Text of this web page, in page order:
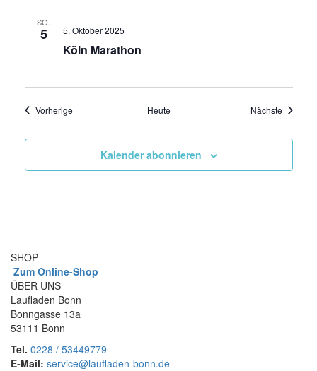
SO.
5 5. Oktober 2025
Köln Marathon
VorherigeVeranstaltungen Heute Nächste
Kalender abonnieren
SHOP
Zum Online-Shop
ÜBER UNS
Laufladen Bonn
Bonngasse 13a
53111 Bonn
Tel. 0228 / 53449779
E-Mail: service@laufladen-bonn.de